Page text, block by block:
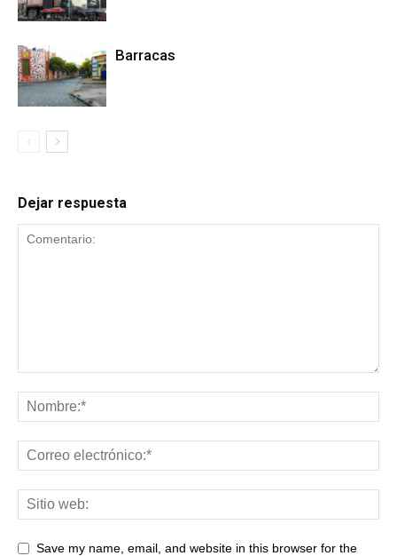
Barracas
Dejar respuesta
Save my name, email, and website in this browser for the